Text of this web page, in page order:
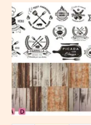
Ch-
wXXL113
quantity